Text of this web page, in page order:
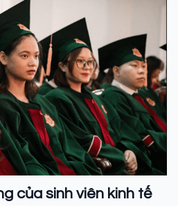
của sinh viên kinh tế